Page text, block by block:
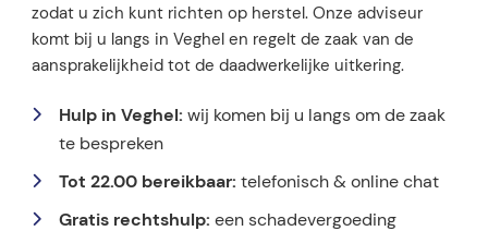
zodat u zich kunt richten op herstel. Onze adviseur
komt bij u langs in Veghel en regelt de zaak van de
aansprakelijkheid tot de daadwerkelijke uitkering.
Hulp in Veghel: wij komen bij u langs om de zaak
te bespreken
Tot 22.00 bereikbaar: telefonisch & online chat
Gratis rechtshulp: een schadevergoeding